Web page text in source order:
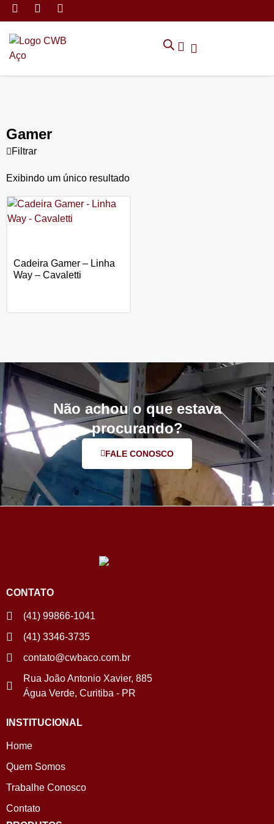
Gamer
Filtrar
Exibindo um único resultado
Cadeira Gamer – Linha
Way – Cavaletti
Não achou o que estava
procurando?
FALE CONOSCO
CONTATO
(41) 99866-1041
(41) 3346-3735
contato@cwbaco.com.br
Rua João Antonio Xavier, 885
Água Verde, Curitiba - PR
INSTITUCIONAL
Home
Quem Somos
Trabalhe Conosco
Contato